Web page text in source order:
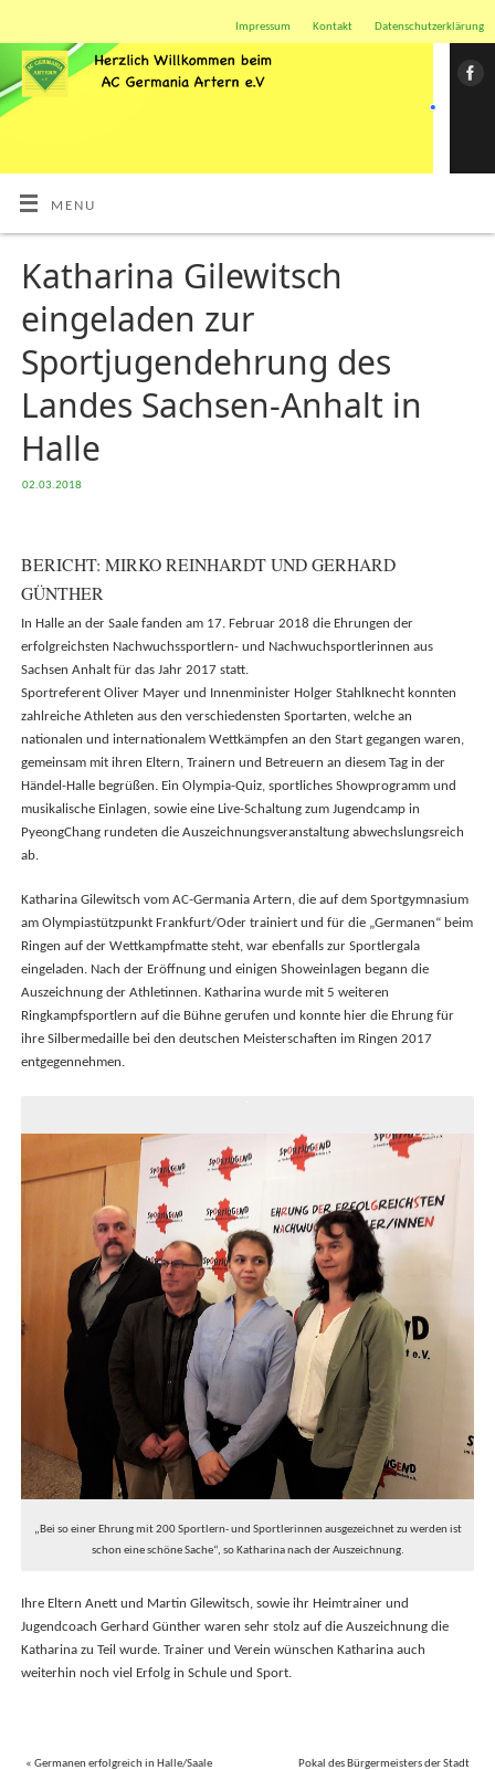
Impressum Kontakt Datenschutzerklärung
MENU
Katharina Gilewitsch
eingeladen zur
Sportjugendehrung des
Landes Sachsen-Anhalt in
Halle
02.03.2018
BERICHT: MIRKO REINHARDT UND GERHARD
GÜNTHER
In Halle an der Saale fanden am 17. Februar 2018 die Ehrungen der
erfolgreichsten Nachwuchssportlern- und Nachwuchsportlerinnen aus
Sachsen Anhalt für das Jahr 2017 statt.
Sportreferent Oliver Mayer und Innenminister Holger Stahlknecht konnten
zahlreiche Athleten aus den verschiedensten Sportarten, welche an
nationalen und internationalem Wettkämpfen an den Start gegangen waren,
gemeinsam mit ihren Eltern, Trainern und Betreuern an diesem Tag in der
Händel-Halle begrüßen. Ein Olympia-Quiz, sportliches Showprogramm und
musikalische Einlagen, sowie eine Live-Schaltung zum Jugendcamp in
PyeongChang rundeten die Auszeichnungsveranstaltung abwechslungsreich
ab.
Katharina Gilewitsch vom AC-Germania Artern, die auf dem Sportgymnasium
am Olympiastützpunkt Frankfurt/Oder trainiert und für die „Germanen“ beim
Ringen auf der Wettkampfmatte steht, war ebenfalls zur Sportlergala
eingeladen. Nach der Eröffnung und einigen Showeinlagen begann die
Auszeichnung der Athletinnen. Katharina wurde mit 5 weiteren
Ringkampfsportlern auf die Bühne gerufen und konnte hier die Ehrung für
ihre Silbermedaille bei den deutschen Meisterschaften im Ringen 2017
entgegennehmen.
„Bei so einer Ehrung mit 200 Sportlern- und Sportlerinnen ausgezeichnet zu werden ist
schon eine schöne Sache“, so Katharina nach der Auszeichnung.
Ihre Eltern Anett und Martin Gilewitsch, sowie ihr Heimtrainer und
Jugendcoach Gerhard Günther waren sehr stolz auf die Auszeichnung die
Katharina zu Teil wurde. Trainer und Verein wünschen Katharina auch
weiterhin noch viel Erfolg in Schule und Sport.
« Germanen erfolgreich in Halle/Saale
Pokal des Bürgermeisters der Stadt